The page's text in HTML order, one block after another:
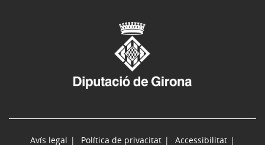
Avís legal Política de privacitat Accessibilitat